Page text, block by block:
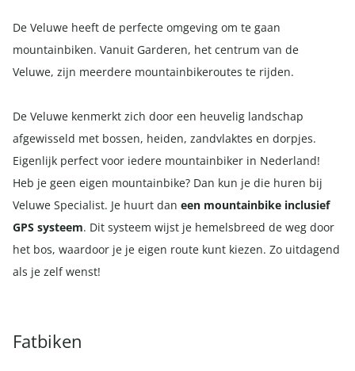
De Veluwe heeft de perfecte omgeving om te gaan
mountainbiken. Vanuit Garderen, het centrum van de
Veluwe, zijn meerdere mountainbikeroutes te rijden.
De Veluwe kenmerkt zich door een heuvelig landschap
afgewisseld met bossen, heiden, zandvlaktes en dorpjes.
Eigenlijk perfect voor iedere mountainbiker in Nederland!
Heb je geen eigen mountainbike? Dan kun je die huren bij
Veluwe Specialist. Je huurt dan een mountainbike inclusief
GPS systeem. Dit systeem wijst je hemelsbreed de weg door
het bos, waardoor je je eigen route kunt kiezen. Zo uitdagend
als je zelf wenst!
Fatbiken